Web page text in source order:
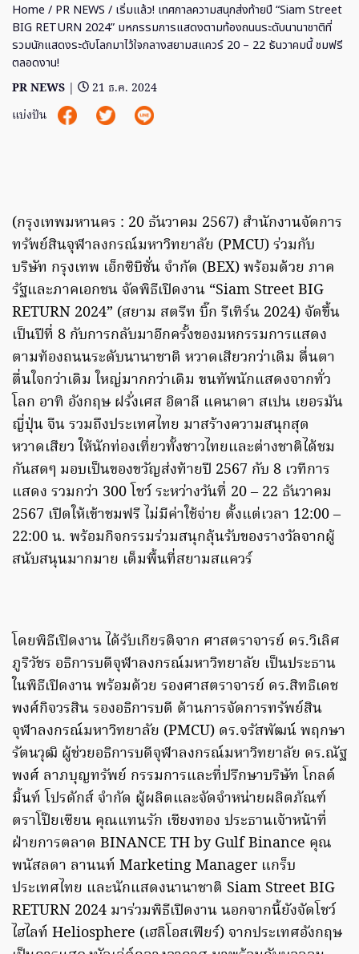
Home / PR NEWS / เริ่มแล้ว! เทศกาลความสนุกส่งท้ายปี “Siam Street
BIG RETURN 2024” มหกรรมการแสดงตามท้องถนนระดับนานาชาติที่
รวมนักแสดงระดับโลกมาไว้ใจกลางสยามสแควร์ 20 – 22 ธันวาคมนี้ ชมฟรี
ตลอดงาน!
PR NEWS |
21 ธ.ค. 2024
แบ่งปัน
(กรุงเทพมหานคร : 20 ธันวาคม 2567) สำนักงานจัดการ
ทรัพย์สินจุฬาลงกรณ์มหาวิทยาลัย (PMCU) ร่วมกับ
บริษัท กรุงเทพ เอ็กซิบิชั่น จำกัด (BEX) พร้อมด้วย ภาค
รัฐและภาคเอกชน จัดพิธีเปิดงาน “Siam Street BIG
RETURN 2024” (สยาม สตรีท บิ๊ก รีเทิร์น 2024) จัดขึ้น
เป็นปีที่ 8 กับการกลับมาอีกครั้งของมหกรรมการแสดง
ตามท้องถนนระดับนานาชาติ หวาดเสียวกว่าเดิม ตื่นตา
ตื่นใจกว่าเดิม ใหญ่มากกว่าเดิม ขนทัพนักแสดงจากทั่ว
โลก อาทิ อังกฤษ ฝรั่งเศส อิตาลี แคนาดา สเปน เยอรมัน
ญี่ปุ่น จีน รวมถึงประเทศไทย มาสร้างความสนุกสุด
หวาดเสียว ให้นักท่องเที่ยวทั้งชาวไทยและต่างชาติได้ชม
กันสดๆ มอบเป็นของขวัญส่งท้ายปี 2567 กับ 8 เวทีการ
แสดง รวมกว่า 300 โชว์ ระหว่างวันที่ 20 – 22 ธันวาคม
2567 เปิดให้เข้าชมฟรี ไม่มีค่าใช้จ่าย ตั้งแต่เวลา 12:00 –
22:00 น. พร้อมกิจกรรมร่วมสนุกลุ้นรับของรางวัลจากผู้
สนับสนุนมากมาย เต็มพื้นที่สยามสแควร์
โดยพิธีเปิดงาน ได้รับเกียรติจาก ศาสตราจารย์ ดร.วิเลิศ
ภูริวัชร อธิการบดีจุฬาลงกรณ์มหาวิทยาลัย เป็นประธาน
ในพิธีเปิดงาน พร้อมด้วย รองศาสตราจารย์ ดร.สิทธิเดช
พงศ์กิจวรสิน รองอธิการบดี ด้านการจัดการทรัพย์สิน
จุฬาลงกรณ์มหาวิทยาลัย (PMCU) ดร.จรัสพัฒน์ พฤกษา
รัตนวุฒิ ผู้ช่วยอธิการบดีจุฬาลงกรณ์มหาวิทยาลัย ดร.ณัฐ
พงศ์ ลาภบุญทรัพย์ กรรมการและที่ปรึกษาบริษัท โกลด์
มิ้นท์ โปรดักส์ จำกัด ผู้ผลิตและจัดจำหน่ายผลิตภัณฑ์
ตราโป๊ยเซียน คุณแทนรัก เชียงทอง ประธานเจ้าหน้าที่
ฝ่ายการตลาด BINANCE TH by Gulf Binance คุณ
พนัสลดา ลานนท์ Marketing Manager แกร็บ
ประเทศไทย และนักแสดงนานาชาติ Siam Street BIG
RETURN 2024 มาร่วมพิธีเปิดงาน นอกจากนี้ยังจัดโชว์
ไฮไลท์ Heliosphere (เฮลิโอสเฟียร์) จากประเทศอังกฤษ